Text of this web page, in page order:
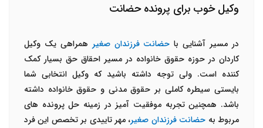
وکیل خوب برای پرونده حضانت
در مسیر آشنایی با حضانت فرزندان صغیر همراهی یک وکیل
کاردان در حوزه حقوق خانواده در مسیر احقاق حق بسیار کمک
کننده است. ولی توجه داشته باشید که وکیل انتخابی شما
بایستی سیطره کاملی بر حقوق مدنی و حقوق خانواده داشته
باشد. همچنین تجربه موفقیت آمیز در زمینه حل پرونده های
مربوط به حضانت فرزندان صغیر، مهر تاییدی بر تخصص این فرد